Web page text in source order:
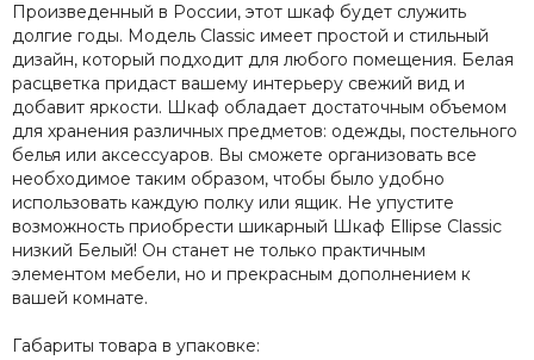
Произведенный в России, этот шкаф будет служить
долгие годы. Модель Classic имеет простой и стильный
дизайн, который подходит для любого помещения. Белая
расцветка придаст вашему интерьеру свежий вид и
добавит яркости. Шкаф обладает достаточным объемом
для хранения различных предметов: одежды, постельного
белья или аксессуаров. Вы сможете организовать все
необходимое таким образом, чтобы было удобно
использовать каждую полку или ящик. Не упустите
возможность приобрести шикарный Шкаф Ellipse Classic
низкий Белый! Он станет не только практичным
элементом мебели, но и прекрасным дополнением к
вашей комнате.
Габариты товара в упаковке: